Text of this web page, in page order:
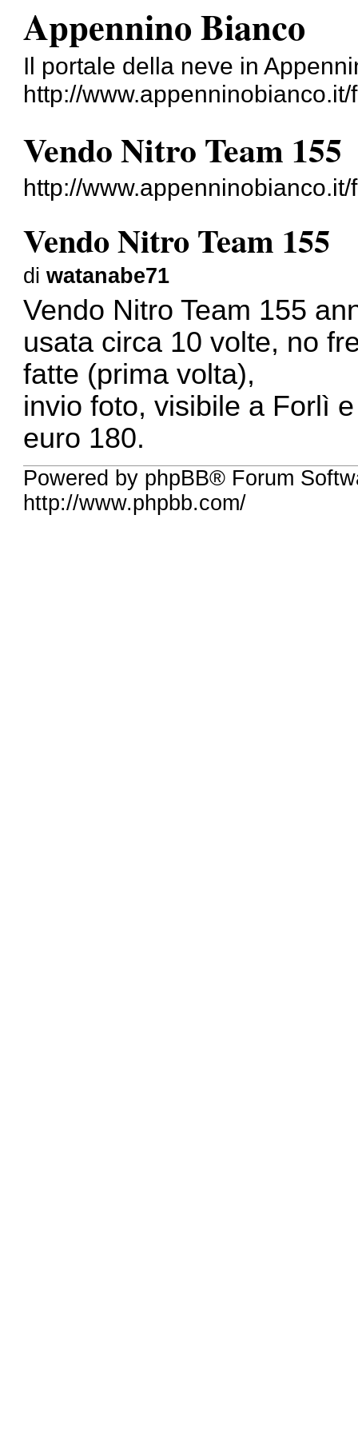
Appennino Bianco
Il portale della neve in
http://www.appenninobianco.it/
Vendo Nitro Team 155
http://
Vendo Nitro Team 155
diwatanabe71
Vendo Nitro Team 155
usata circa 10 volte, no
fatte (prima volta),
invio foto, visibile a Forlì
euro 180.
Powered by phpBB® Forum
http://www.phpbb.com/